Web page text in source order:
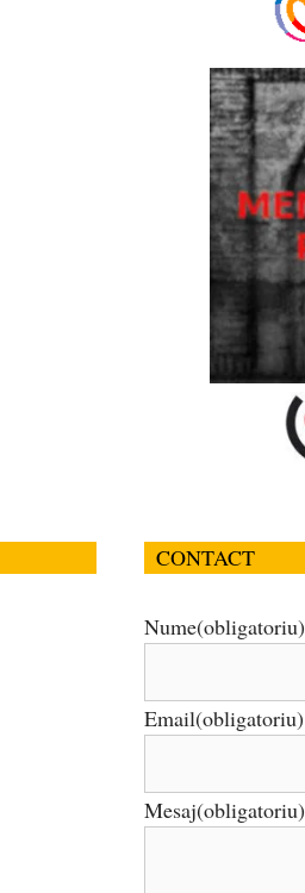
CONTACT
Nume(obligatoriu)
Email(obligatoriu)
Mesaj(obligatoriu)